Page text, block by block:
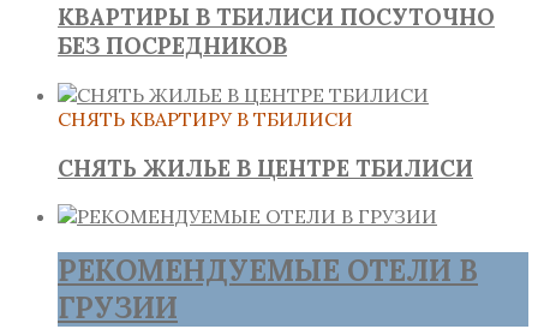
КВАРТИРЫ В ТБИЛИСИ ПОСУТОЧНО
БЕЗ ПОСРЕДНИКОВ
СНЯТЬ КВАРТИРУ В ТБИЛИСИ
СНЯТЬ ЖИЛЬЕ В ЦЕНТРЕ ТБИЛИСИ
РЕКОМЕНДУЕМЫЕ ОТЕЛИ В
ГРУЗИИ